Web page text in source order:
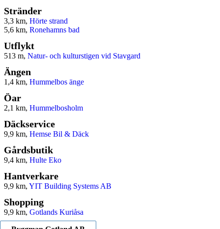
Stränder
3,3 km, Hörte strand
5,6 km, Ronehamns bad
Utflykt
513 m, Natur- och kulturstigen vid Stavgard
Ängen
1,4 km, Hummelbos änge
Öar
2,1 km, Hummelbosholm
Däckservice
9,9 km, Hemse Bil & Däck
Gårdsbutik
9,4 km, Hulte Eko
Hantverkare
9,9 km, YIT Building Systems AB
Shopping
9,9 km, Gotlands Kuriåsa